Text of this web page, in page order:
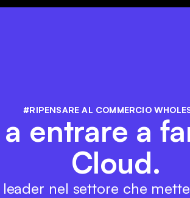
#RIPENSARE AL COMMERCIO
entrare a
Cloud.
leader nel settore che